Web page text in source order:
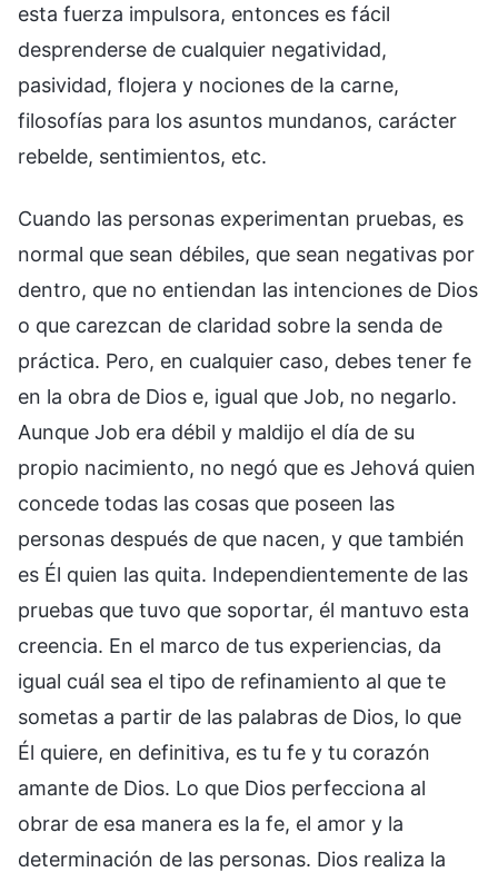
esta fuerza impulsora, entonces es fácil
desprenderse de cualquier negatividad,
pasividad, flojera y nociones de la carne,
filosofías para los asuntos mundanos, carácter
rebelde, sentimientos, etc.
Cuando las personas experimentan pruebas, es
normal que sean débiles, que sean negativas por
dentro, que no entiendan las intenciones de Dios
o que carezcan de claridad sobre la senda de
práctica. Pero, en cualquier caso, debes tener fe
en la obra de Dios e, igual que Job, no negarlo.
Aunque Job era débil y maldijo el día de su
propio nacimiento, no negó que es Jehová quien
concede todas las cosas que poseen las
personas después de que nacen, y que también
es Él quien las quita. Independientemente de las
pruebas que tuvo que soportar, él mantuvo esta
creencia. En el marco de tus experiencias, da
igual cuál sea el tipo de refinamiento al que te
sometas a partir de las palabras de Dios, lo que
Él quiere, en definitiva, es tu fe y tu corazón
amante de Dios. Lo que Dios perfecciona al
obrar de esa manera es la fe, el amor y la
determinación de las personas. Dios realiza la